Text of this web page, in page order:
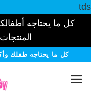
tds
كل ما يحتاجه
تخطيكل ما يحتاجه طفلك